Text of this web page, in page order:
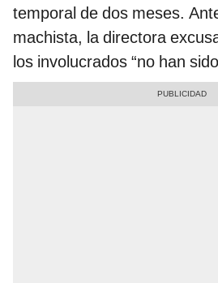
temporal de dos meses.
machista, la directora
los involucrados “no han